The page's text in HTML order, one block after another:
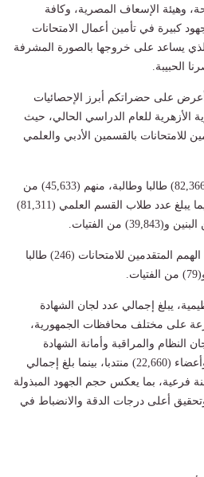
وهيئة الإسعاف المصرية، وكافة
كبيرة في تأمين أعمال الامتحانات
يساعد على خروجها بالصورة المشرفة
الحبيبة.
على حضراتكم أبرز الإحصائيات
الأزهرية للعام الدراسي الحالي، حيث
للامتحانات بالقسمين الأدبي والعلمي
ويبلغ عدد طلاب القسم الأدبي (82,366) طالبا وطالبة، منهم (45,633) من
البنين و(36,733) من الفتيات، فيما يبلغ عدد طلاب القسم العلمي (81,311)
كما يبلغ إجمالي عدد طلاب ذوي الهمم المتقدمين للامتحانات (246) طالبا
يبلغ إجمالي عدد لجان الشهادة
(581) لجنة موزعة على مختلف محافظات الجمهورية،
النظام والمراقبة وأمانة الشهادة
الثانوية من رؤساء ومساعدين وأعضاء (22,660) منتدبا، بينما بلغ إجمالي
الفرعية (10,230) لجنة فرعية، بما يعكس حجم الجهود المبذولة
أعلى درجات الدقة والانضباط في